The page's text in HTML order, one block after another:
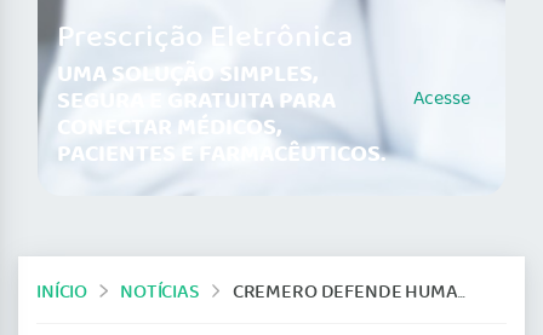
Prescrição Eletrônica
UMA SOLUÇÃO SIMPLES,
SEGURA E GRATUITA PARA
CONECTAR MÉDICOS,
PACIENTES E FARMACÊUTICOS.
Acesse
INÍCIO NOTÍCIAS CREMERO DEFENDE HUMANIZAÇÃO NA RELAÇÃO MÉDICO-PACIENTE